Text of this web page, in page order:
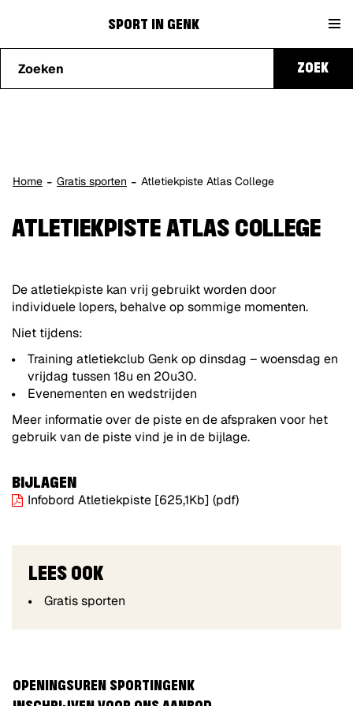
SPORT IN GENK
kunnen
we je
ZOEK
Home Gratis sporten Atletiekpiste Atlas College
ATLETIEKPISTE ATLAS COLLEGE
De atletiekpiste kan vrij gebruikt worden door
individuele lopers, behalve op sommige momenten.
Niet tijdens:
Training atletiekclub Genk op dinsdag – woensdag en
vrijdag tussen 18u en 20u30.
Evenementen en wedstrijden
Meer informatie over de piste en de afspraken voor het
gebruik van de piste vind je in de bijlage.
BIJLAGEN
Infobord Atletiekpiste [625,1Kb] (pdf)
LEES OOK
Gratis sporten
OPENINGSUREN SPORTINGENK